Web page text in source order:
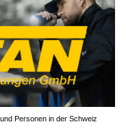
Personen in der Schweiz